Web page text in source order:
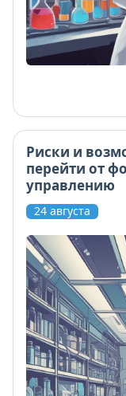
Риски и
перейти от
управлению
24 августа